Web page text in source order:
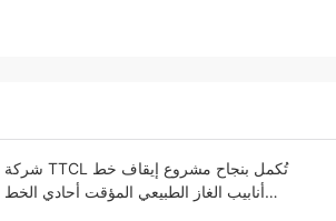
شركة TTCL تُكمل بنجاح مشروع إيقاف خط
أنابيب الغاز الطبيعي المؤقت أحادي الخط